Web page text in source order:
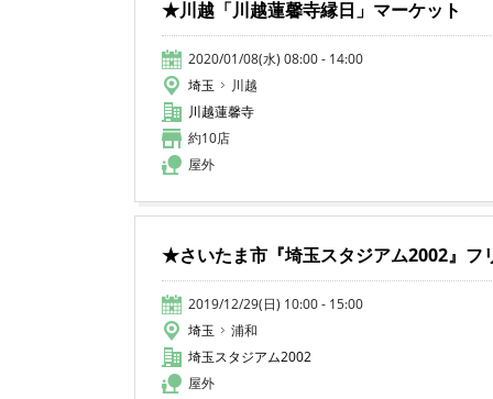
★川越「川越蓮馨寺縁日」マーケット
2020/01/08(水) 08:00 - 14:00
埼玉
川越
川越蓮馨寺
約10店
屋外
★さいたま市『埼玉スタジアム2002』フ
2019/12/29(日) 10:00 - 15:00
埼玉
浦和
埼玉スタジアム2002
屋外